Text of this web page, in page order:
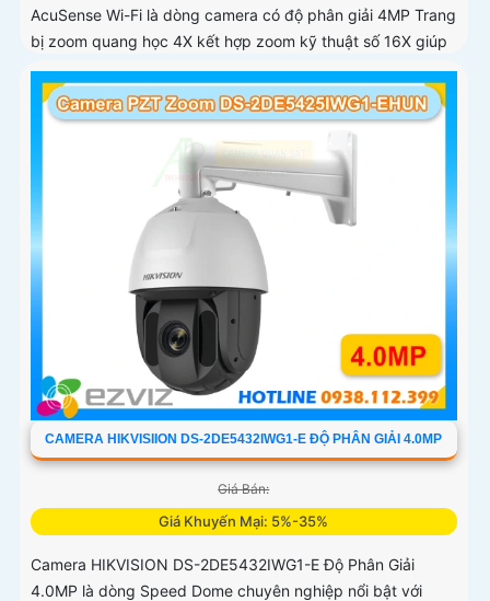
AcuSense Wi-Fi là dòng camera có độ phân giải 4MP Trang
bị zoom quang học 4X kết hợp zoom kỹ thuật số 16X giúp
quan sát rõ các đối tượng ở khoảng cách xa
CAMERA HIKVISIION DS-2DE5432IWG1-E ĐỘ PHÂN GIẢI 4.0MP
Giá Bán:
Giá Khuyến Mại: 5%-35%
Camera HIKVISION DS-2DE5432IWG1-E Độ Phân Giải
4.0MP là dòng Speed Dome chuyên nghiệp nổi bật với